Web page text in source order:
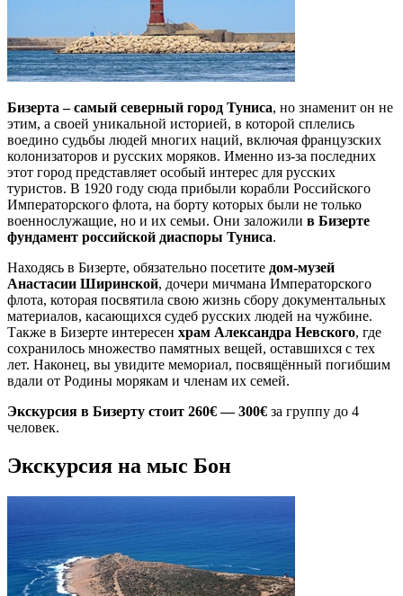
Бизерта – самый северный город Туниса, но знаменит он не
этим, а своей уникальной историей, в которой сплелись
воедино судьбы людей многих наций, включая французских
колонизаторов и русских моряков. Именно из-за последних
этот город представляет особый интерес для русских
туристов. В 1920 году сюда прибыли корабли Российского
Императорского флота, на борту которых были не только
военнослужащие, но и их семьи. Они заложили в Бизерте
фундамент российской диаспоры Туниса.
Находясь в Бизерте, обязательно посетите дом-музей
Анастасии Ширинской, дочери мичмана Императорского
флота, которая посвятила свою жизнь сбору документальных
материалов, касающихся судеб русских людей на чужбине.
Также в Бизерте интересен храм Александра Невского, где
сохранилось множество памятных вещей, оставшихся с тех
лет. Наконец, вы увидите мемориал, посвящённый погибшим
вдали от Родины морякам и членам их семей.
Экскурсия в Бизерту стоит 260€ — 300€ за группу до 4
человек.
Экскурсия на мыс Бон